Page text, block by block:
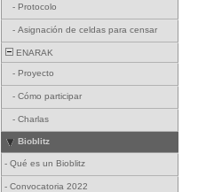
- Protocolo
- Asignación de celdas para censar
ENARAK
- Proyecto
- Cómo participar
- Charlas
Bioblitz
- Qué es un Bioblitz
- Convocatoria 2022